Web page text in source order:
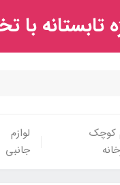
تابستانه با
کوچک
لوازم
جانبی